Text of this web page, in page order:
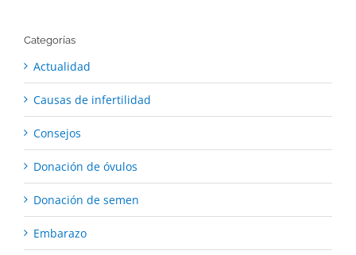
Categorías
Actualidad
Causas de infertilidad
Consejos
Donación de óvulos
Donación de semen
Embarazo